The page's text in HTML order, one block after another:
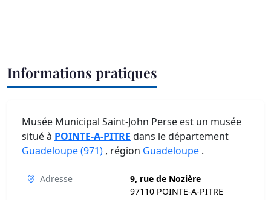
Informations pratiques
Musée Municipal Saint-John Perse est un musée
situé à POINTE-A-PITRE dans le département
Guadeloupe (971) , région Guadeloupe .
Adresse
9, rue de Nozière
97110 POINTE-A-PITRE